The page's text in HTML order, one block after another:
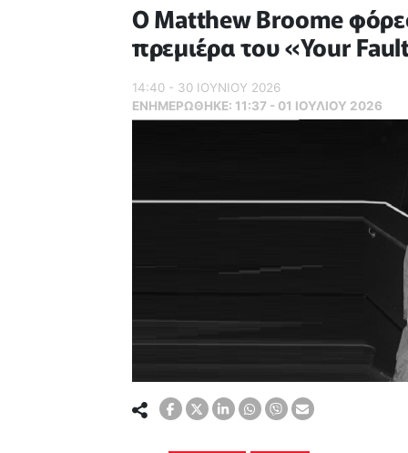
Ο Matthew Broome
πρεμιέρα του «Your
14:40 - 30 ΙΟΥΝΙΟΥ 2026
ΕΝΗΜΕΡΏΘΗΚΕ: 11:37 - 01 ΙΟΥΛΙΟΥ 2026